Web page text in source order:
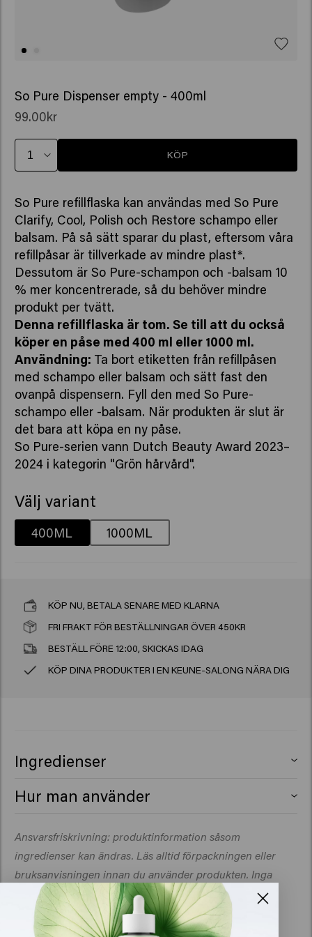
So Pure Dispenser empty - 400ml
99.00kr
KÖP
So Pure refillflaska kan användas med So Pure
Clarify, Cool, Polish och Restore schampo eller
balsam. På så sätt sparar du plast, eftersom våra
refillpåsar är tillverkade av mindre plast*.
Dessutom är So Pure-schampon och -balsam 10
% mer koncentrerade, så du behöver mindre
produkt per tvätt.
Denna refillflaska är tom. Se till att du också
köper en påse med 400 ml eller 1000 ml.
Användning: Ta bort etiketten från refillpåsen
med schampo eller balsam och sätt fast den
ovanpå dispensern. Fyll den med So Pure-
schampo eller -balsam. När produkten är slut är
det bara att köpa en ny påse.
So Pure-serien vann Dutch Beauty Award 2023–
2024 i kategorin "Grön hårvård".
Välj variant
400ML 1000ML
KÖP NU, BETALA SENARE MED KLARNA
FRI FRAKT FÖR BESTÄLLNINGAR ÖVER 450KR
BESTÄLL FÖRE 12:00, SKICKAS IDAG
KÖP DINA PRODUKTER I EN KEUNE-SALONG NÄRA DIG
Ingredienser
Hur man använder
balsam och sätt fast den ovanpå dispensern. Fyll den
med So Pure-schampo eller -balsam. När produkten är
slut är det bara att köpa en ny påse.
Ansvarsfriskrivning: produktinformation såsom
ingredienser kan ändras. Läs alltid förpackningen eller
bruksanvisningen innan du använder produkten. Inga
rättigheter kan härledas från den information som
tillhandahålls.
400ml 8719281108412